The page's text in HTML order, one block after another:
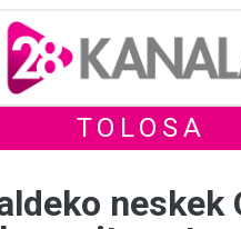
TOLOSA
neskek